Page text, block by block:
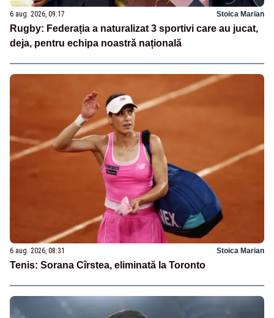
6 aug. 2026, 09:17 Stoica Marian
Rugby: Federația a naturalizat 3 sportivi care au jucat,
deja, pentru echipa noastră națională
6 aug. 2026, 08:31 Stoica Marian
Tenis: Sorana Cîrstea, eliminată la Toronto